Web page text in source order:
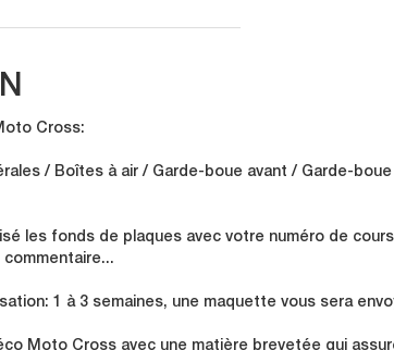
Cross:
/ Boîtes à air / Garde-boue avant / Garde-
les fonds de plaques avec votre numéro de
1 à 3 semaines, une maquette vous sera